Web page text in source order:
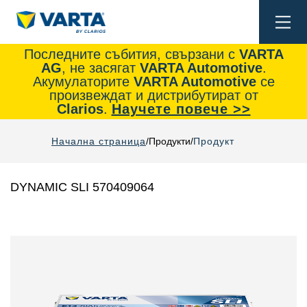
Последните събития, свързани с VARTA
AG, не засягат VARTA Automotive.
Акумулаторите VARTA Automotiveсе
произвеждат и дистрибутират от
Clarios. Научете повече >>
Начална страница Продукти Продукт
DYNAMIC SLI 570409064